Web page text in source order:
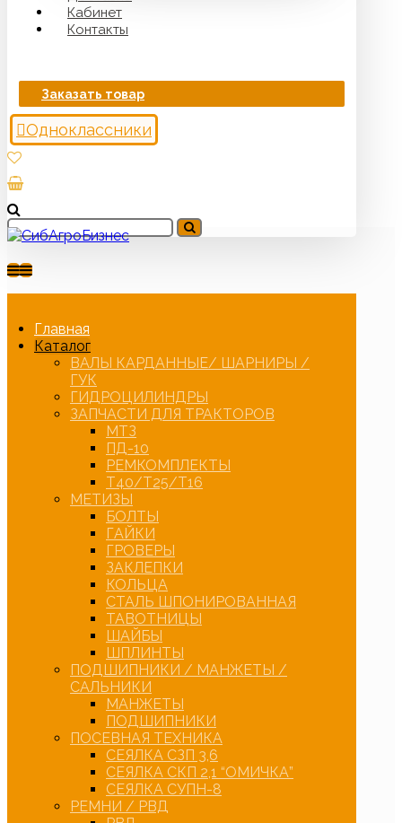
Кабинет
Контакты
Заказать товар
Одноклассники
Главная
Каталог
ВАЛЫ КАРДАННЫЕ/ ШАРНИРЫ /
ГУК
ГИДРОЦИЛИНДРЫ
ЗАПЧАСТИ ДЛЯ ТРАКТОРОВ
МТЗ
ПД-10
РЕМКОМПЛЕКТЫ
Т40/Т25/Т16
МЕТИЗЫ
БОЛТЫ
ГАЙКИ
ГРОВЕРЫ
ЗАКЛЕПКИ
КОЛЬЦА
СТАЛЬ ШПОНИРОВАННАЯ
ТАВОТНИЦЫ
ШАЙБЫ
ШПЛИНТЫ
ПОДШИПНИКИ / МАНЖЕТЫ /
САЛЬНИКИ
МАНЖЕТЫ
ПОДШИПНИКИ
ПОСЕВНАЯ ТЕХНИКА
СЕЯЛКА СЗП 3,6
СЕЯЛКА СКП 2,1 “ОМИЧКА”
СЕЯЛКА СУПН-8
РЕМНИ / РВД